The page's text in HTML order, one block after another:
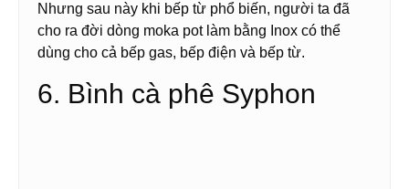
Nhưng sau này khi bếp từ phổ biến, người ta đã
cho ra đời dòng moka pot làm bằng Inox có thể
dùng cho cả bếp gas, bếp điện và bếp từ.
6. Bình cà phê Syphon